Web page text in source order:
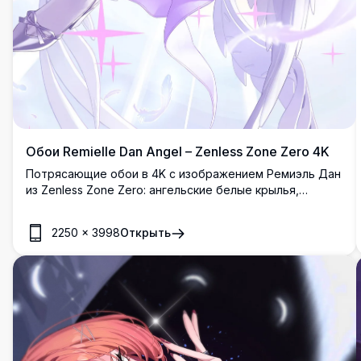
Обои Remielle Dan Angel – Zenless Zone Zero 4K
Потрясающие обои в 4K с изображением Ремиэль Дан
из Zenless Zone Zero: ангельские белые крылья,
захватывающем стиле фэнтезийного арта высокого
разрешения.
2250 × 3998Открыть